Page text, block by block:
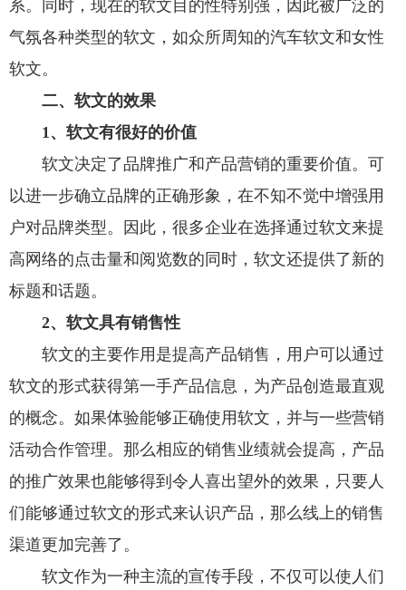
系。同时，现在的软文目的性特别强，因此被广泛的
气氛各种类型的软文，如众所周知的汽车软文和女性
软文。
二、软文的效果
1、软文有很好的价值
软文决定了品牌推广和产品营销的重要价值。可
以进一步确立品牌的正确形象，在不知不觉中增强用
户对品牌类型。因此，很多企业在选择通过软文来提
高网络的点击量和阅览数的同时，软文还提供了新的
标题和话题。
2、软文具有销售性
软文的主要作用是提高产品销售，用户可以通过
软文的形式获得第一手产品信息，为产品创造最直观
的概念。如果体验能够正确使用软文，并与一些营销
活动合作管理。那么相应的销售业绩就会提高，产品
的推广效果也能够得到令人喜出望外的效果，只要人
们能够通过软文的形式来认识产品，那么线上的销售
渠道更加完善了。
软文作为一种主流的宣传手段，不仅可以使人们